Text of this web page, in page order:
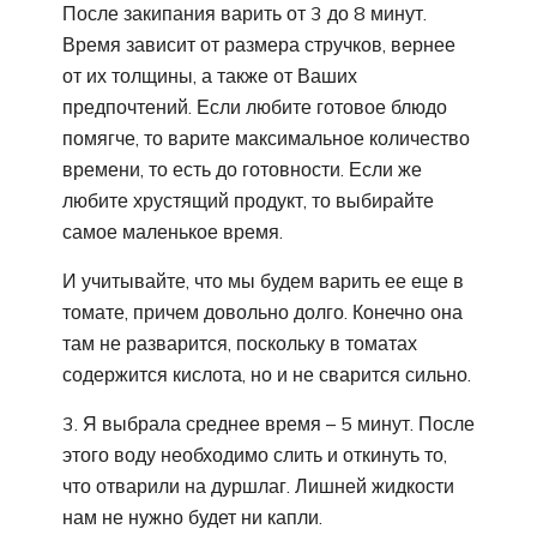
После закипания варить от 3 до 8 минут.
Время зависит от размера стручков, вернее
от их толщины, а также от Ваших
предпочтений. Если любите готовое блюдо
помягче, то варите максимальное количество
времени, то есть до готовности. Если же
любите хрустящий продукт, то выбирайте
самое маленькое время.
И учитывайте, что мы будем варить ее еще в
томате, причем довольно долго. Конечно она
там не разварится, поскольку в томатах
содержится кислота, но и не сварится сильно.
3. Я выбрала среднее время – 5 минут. После
этого воду необходимо слить и откинуть то,
что отварили на дуршлаг. Лишней жидкости
нам не нужно будет ни капли.